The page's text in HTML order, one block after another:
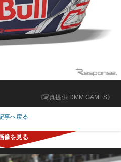
《写真提供 DMM GAMES》
事へ戻る